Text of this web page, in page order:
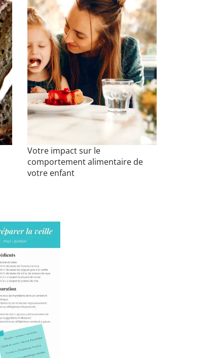
Votre impact sur le
comportement alimentaire de
votre enfant